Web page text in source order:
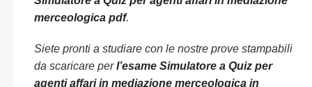
merceologica pdf.
Siete pronti a studiare con le nostre prove stampabili
da scaricare perl’esame Simulatore a Quiz per
agenti affari in mediazione merceologica in